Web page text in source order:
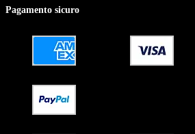
Pagamento sicuro